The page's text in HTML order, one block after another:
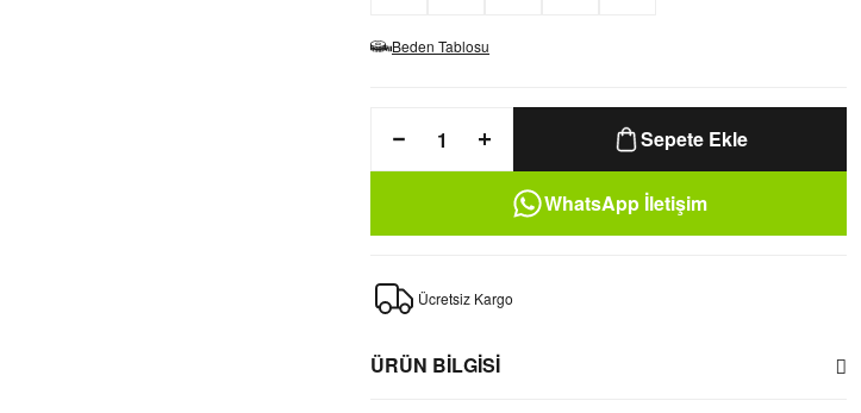
Beden Tablosu
Sepete Ekle
WhatsApp İletişim
Ücretsiz Kargo
ÜRÜN BİLGİSİ